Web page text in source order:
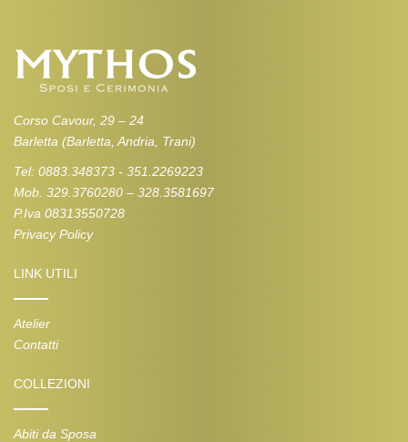
Corso Cavour, 29 – 24
Barletta (Barletta, Andria, Trani)
Tel: 0883.348373 - 351.2269223
Mob. 329.3760280 – 328.3581697
P.Iva 08313550728
Privacy Policy
LINK UTILI
Atelier
Contatti
COLLEZIONI
Abiti da Sposa